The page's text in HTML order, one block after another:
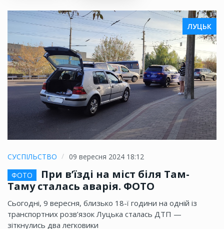
ЛУЦЬК
СУСПІЛЬСТВО
09 вересня 2024 18:12
ФОТО
При в’їзді на міст біля Там-
Таму сталась аварія. ФОТО
Сьогодні, 9 вересня, близько 18-ї години на одній із
транспортних розв’язок Луцька сталась ДТП —
зіткнулись два легковики